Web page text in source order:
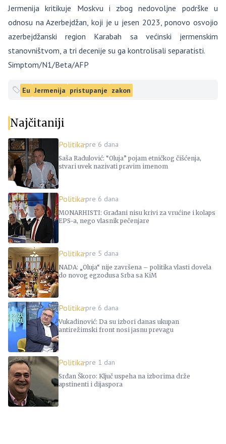
Jermenija kritikuje Moskvu i zbog nedovoljne podrške u
odnosu na Azerbejdžan, koji je u jesen 2023, ponovo osvojio
azerbejdžanski region Karabah sa većinski jermenskim
stanovništvom, a tri decenije su ga kontrolisali separatisti.
Simptom/N1/Beta/AFP
Eu Jermenija pristupanje zakon
Najčitaniji
Politikapre 6 dana
Saša Radulović: “Oluja” pojam etničkog čišćenja,
stvari uvek nazivati pravim imenom
Politikapre 6 dana
MONARHISTI: Građani nisu krivi za vrućine i kolaps
EPS-a, nego vlasnik pečenjare
Politikapre 5 dana
NADA: „Oluja“ nije završena – politika vlasti dovela
do novog egzodusa Srba sa KiM
Politikapre 6 dana
Vukadinović: Da su izbori danas ukupan
antirežimski front nosi jasnu prevagu
Politikapre 1 dan
Srđan Škoro: Ključ uspeha na izborima drže
apstinenti i dijaspora